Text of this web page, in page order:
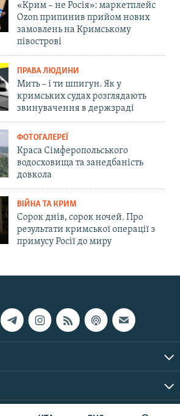
«Крим – не Росія»: маркетплейс
Ozon припинив прийом нових
замовлень на Кримському
півострові
ПРАВА ЛЮДИНИ
Мить – і ти шпигун. Як у
кримських судах розглядають
звинувачення в держзраді
ФОТОГАЛЕРЕЇ
Краса Сімферопольського
водосховища та занедбаність
довкола
ВІЙНА ТА КРИМ
Сорок днів, сорок ночей. Про
результати кримської операції з
примусу Росії до миру